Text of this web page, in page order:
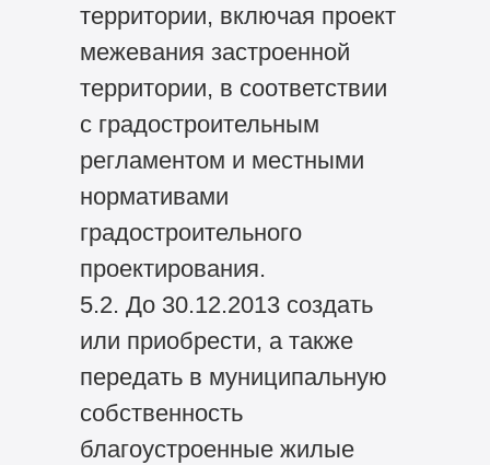
территории, включая проект
межевания застроенной
территории, в соответствии
с градостроительным
регламентом и местными
нормативами
градостроительного
проектирования.
5.2. До 30.12.2013 создать
или приобрести, а также
передать в муниципальную
собственность
благоустроенные жилые